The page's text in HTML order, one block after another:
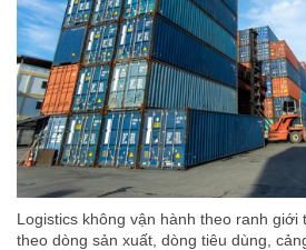
Logistics không vận hành theo ranh giới
theo dòng sản xuất, dòng tiêu dùng,